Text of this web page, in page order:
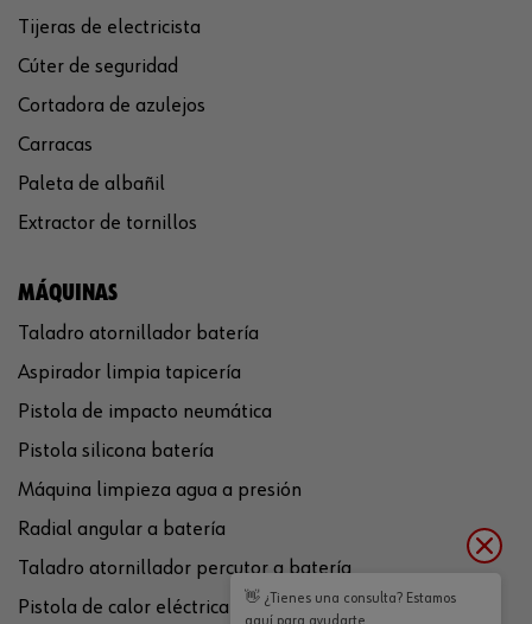
Tijeras de electricista
Cúter de seguridad
Cortadora de azulejos
Carracas
Paleta de albañil
Extractor de tornillos
MÁQUINAS
Taladro atornillador batería
Aspirador limpia tapicería
Pistola de impacto neumática
Pistola silicona batería
Máquina limpieza agua a presión
Radial angular a batería
Taladro atornillador percutor a batería
Pistola de calor eléctrica
👋 ¿Tienes una consulta? Estamos